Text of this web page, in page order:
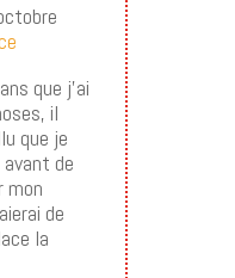
que j’ai
il
que je
de
mon
de
la